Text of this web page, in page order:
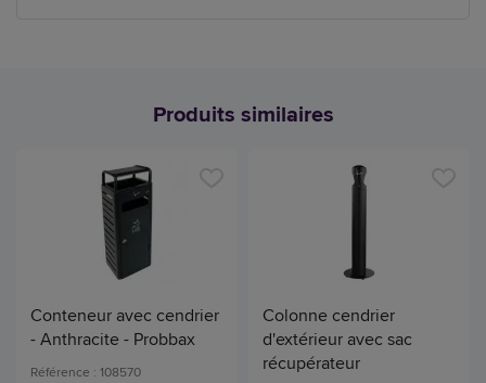
Produits similaires
Conteneur avec cendrier
- Anthracite - Probbax
Référence : 108570
Colonne cendrier
d'extérieur avec sac
récupérateur